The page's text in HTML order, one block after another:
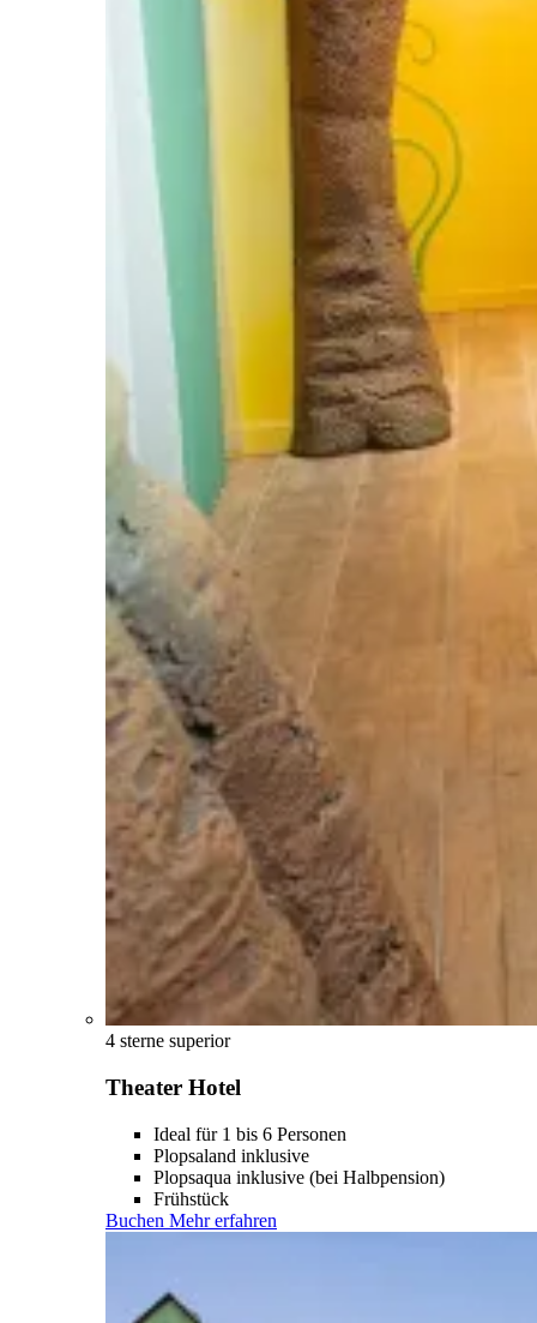
4 sterne superior
Theater Hotel
Ideal für 1 bis 6 Personen
Plopsaland inklusive
Plopsaqua inklusive (bei Halbpension)
Frühstück
Buchen Mehr erfahren